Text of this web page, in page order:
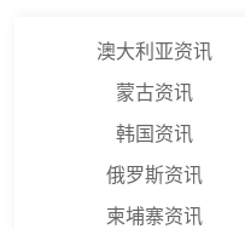
澳大利亚资讯
蒙古资讯
韩国资讯
俄罗斯资讯
柬埔寨资讯